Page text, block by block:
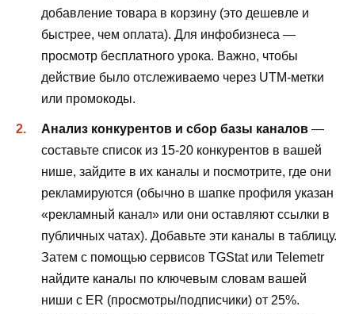
добавление товара в корзину (это дешевле и
быстрее, чем оплата). Для инфобизнеса —
просмотр бесплатного урока. Важно, чтобы
действие было отслеживаемо через UTM-метки
или промокоды.
Анализ конкурентов и сбор базы каналов —
составьте список из 15-20 конкурентов в вашей
нише, зайдите в их каналы и посмотрите, где они
рекламируются (обычно в шапке профиля указан
«рекламный канал» или они оставляют ссылки в
публичных чатах). Добавьте эти каналы в таблицу.
Затем с помощью сервисов TGStat или Telemetr
найдите каналы по ключевым словам вашей
ниши с ER (просмотры/подписчики) от 25%.